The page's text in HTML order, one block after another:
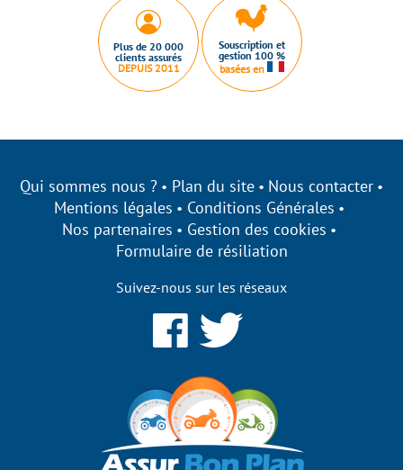
Assurbonplan s'engage à être
transparent sur ses cookies !
permettent d’établir des statistiques,
d’améliorer nos performances et de personnaliser votre
expérience utilisateur.
Acceptez-vous de bénéficier des fonctionnalités de notre site
Plus de 20 000
clients assurés
DEPUIS 2011
Souscription et
gestion 100 %
basées en
Qui sommes nous ? Plan du site
Nous contacter
Mentions légales
Conditions Générales
Nos partenaires
Gestion des cookies
Formulaire de résiliation
Suivez-nous sur les réseaux